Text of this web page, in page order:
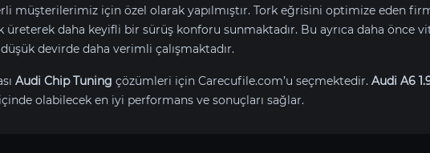
müşterilerimiz için özel olarak yapılmıştır. Tork eğrisini optimize eden
üreterek daha keyifli bir sürüş konforu sunmaktadır. Bu ayrıca daha önce
devirde daha verimli çalışmaktadır.
Audi Chip Tuning çözümleri için Carecufile.com’u seçmektedir. Audi A6
olabilecek en iyi performans ve sonuçları sağlar.